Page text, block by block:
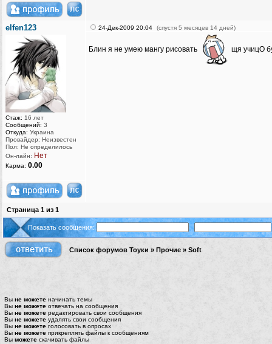
elfen123
Стаж: 16 лет
Сообщений: 3
Откуда: Украина
Провайдер: Неизвестен
Пол: Не определилось
Он-лайн: Нет
Карма: 0.00
24-Дек-2009 20:04 (спустя 5 месяцев 14 дней)
Блин я не умею мангу рисовать щя учицО
Страница 1 из 1
Показать сообщения:
Список форумов Тоуки » Прочие » Soft
Вы не можете начинать темы
Вы не можете отвечать на сообщения
Вы не можете редактировать свои сообщения
Вы не можете удалять свои сообщения
Вы не можете голосовать в опросах
Вы не можете прикреплять файлы к сообщениям
Вы можете скачивать файлы